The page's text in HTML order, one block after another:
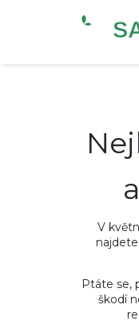
V
Ptáte se,
škodí